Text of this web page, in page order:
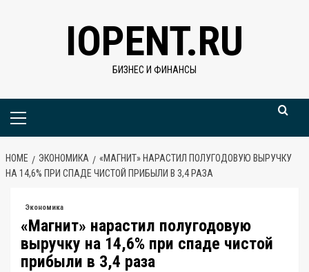
IOPENT.RU
БИЗНЕС И ФИНАНСЫ
Primary
HOME ЭКОНОМИКА
«МАГНИТ» НАРАСТИЛ ПОЛУГОДОВУЮ ВЫРУЧКУ
НА 14,6% ПРИ СПАДЕ ЧИСТОЙ ПРИБЫЛИ В 3,4 РАЗА
Экономика
«Магнит» нарастил полугодовую
выручку на 14,6% при спаде чистой
прибыли в 3,4 раза